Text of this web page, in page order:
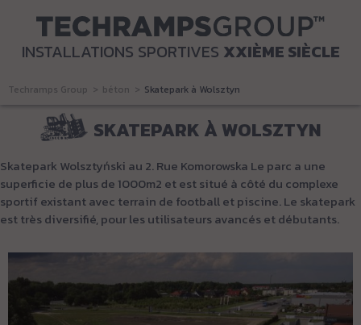
INSTALLATIONS SPORTIVES XXIÈME SIÈCLE
Techramps Group béton Skatepark à Wolsztyn
SKATEPARK À WOLSZTYN
Skatepark Wolsztyński au 2. Rue Komorowska Le parc a une
superficie de plus de 1000m2 et est situé à côté du complexe
sportif existant avec terrain de football et piscine. Le skatepark
est très diversifié, pour les utilisateurs avancés et débutants.